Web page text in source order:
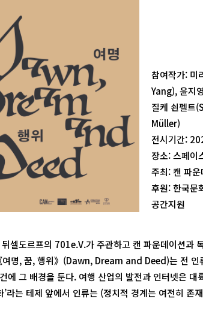
참여작가:
Yang), 윤지
질케 쇤펠트
Müller)
전시기간:
장소: 스페이
주최: 캔 파운
후원: 한국문
공간지원
뒤셀도르프의 701e.V.가 주관하고 캔 파운데이션과
여명, 꿈, 행위》(Dawn, Dream and Deed)는 전 인
에 그 배경을 둔다. 여행 산업의 발전과 인터넷은 대
’라는 테제 앞에서 인류는 (정치적 경계는 여전히 존